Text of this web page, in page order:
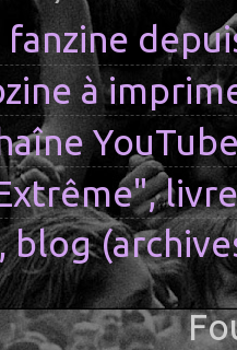
à
blog